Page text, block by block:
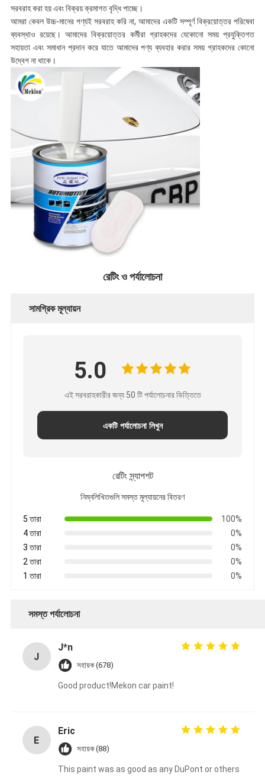
সরবরাহ করা হয় এবং বিক্রয় ক্রমাগত বৃদ্ধি পাচ্ছে।
আমরা কেবল উচ্চ-মানের পণ্যই সরবরাহ করি না, আমাদের একটি সম্পূর্ণ বিক্রয়োত্তর পরিষেবা
ব্যবস্থাও রয়েছে। আমাদের বিক্রয়োত্তর কর্মীরা গ্রাহকদের যেকোনো সময় প্রযুক্তিগত
সহায়তা এবং সমাধান প্রদান করে যাতে আমাদের পণ্য ব্যবহার করার সময় গ্রাহকদের কোনো
উদ্বেগ না থাকে।
রেটিং ও পর্যালোচনা
সামগ্রিক মূল্যায়ন
5.0
এই সরবরাহকারীর জন্য 50 টি পর্যালোচনার ভিত্তিতে
একটি পর্যালোচনা লিখুন
রেটিং স্ন্যাপশট
নিম্নলিখিতগুলি সমস্ত মূল্যায়নের বিতরণ
5 তারা
100%
4 তারা
0%
3 তারা
0%
2 তারা
0%
1 তারা
0%
সমস্ত পর্যালোচনা
J
J*n
সহায়ক (678)
Good product!Mekon car paint!
E
Eric
সহায়ক (88)
This paint was as good as any DuPont or others